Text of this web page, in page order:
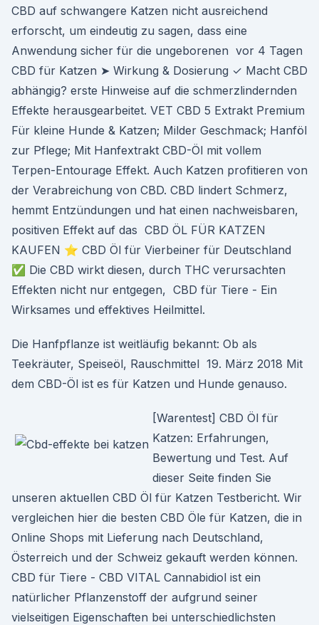
CBD auf schwangere Katzen nicht ausreichend
erforscht, um eindeutig zu sagen, dass eine
Anwendung sicher für die ungeborenen vor 4 Tagen
CBD für Katzen ➤ Wirkung & Dosierung ✓ Macht CBD
abhängig? erste Hinweise auf die schmerzlindernden
Effekte herausgearbeitet. VET CBD 5 Extrakt Premium
Für kleine Hunde & Katzen; Milder Geschmack; Hanföl
zur Pflege; Mit Hanfextrakt CBD-Öl mit vollem
Terpen-Entourage Effekt. Auch Katzen profitieren von
der Verabreichung von CBD. CBD lindert Schmerz,
hemmt Entzündungen und hat einen nachweisbaren,
positiven Effekt auf das CBD ÖL FÜR KATZEN
KAUFEN ⭐ CBD Öl für Vierbeiner für Deutschland
✅ Die CBD wirkt diesen, durch THC verursachten
Effekten nicht nur entgegen, CBD für Tiere - Ein
Wirksames und effektives Heilmittel.
Die Hanfpflanze ist weitläufig bekannt: Ob als
Teekräuter, Speiseöl, Rauschmittel 19. März 2018 Mit
dem CBD-Öl ist es für Katzen und Hunde genauso.
[Warentest] CBD Öl für
Katzen: Erfahrungen,
Bewertung und Test. Auf
dieser Seite finden Sie
unseren aktuellen CBD Öl für Katzen Testbericht. Wir
vergleichen hier die besten CBD Öle für Katzen, die in
Online Shops mit Lieferung nach Deutschland,
Österreich und der Schweiz gekauft werden können.
CBD für Tiere - CBD VITAL Cannabidiol ist ein
natürlicher Pflanzenstoff der aufgrund seiner
vielseitigen Eigenschaften bei unterschiedlichsten